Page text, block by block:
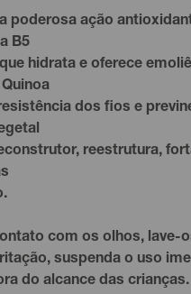
poderosa ação
B5
hidrata e oferece
dos fios e
reestrutura,
com os olhos, lave-
suspenda o uso
do alcance das crianças.